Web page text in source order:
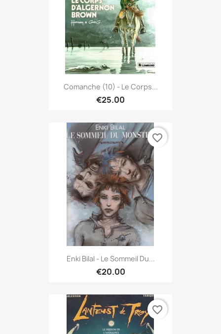
Comanche (10) - Le Corps...
€25.00
Enki Bilal - Le Sommeil Du...
€20.00
favorite_border
favorite_border